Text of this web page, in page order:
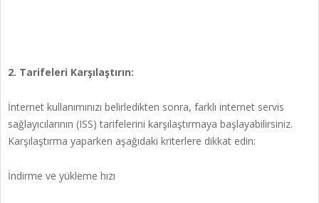
2. Tarifeleri Karşılaştırın:
İnternet kullanımınızı belirledikten sonra, farklı internet servis
sağlayıcılarının (ISS) tarifelerini karşılaştırmaya başlayabilirsiniz.
Karşılaştırma yaparken aşağıdaki kriterlere dikkat edin:
İndirme ve yükleme hızı